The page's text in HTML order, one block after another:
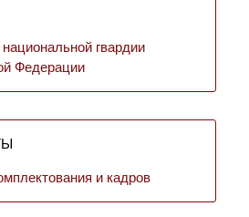
национальной гвардии
Федерации
и кадров